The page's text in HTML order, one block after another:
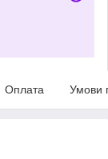
Оплата Умови